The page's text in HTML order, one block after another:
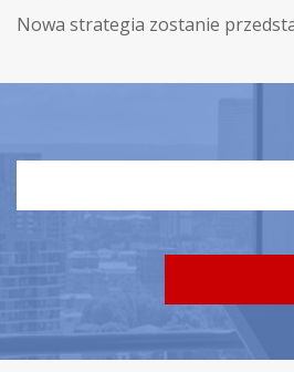
Nowa strategia zostanie